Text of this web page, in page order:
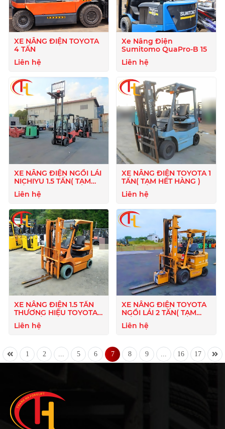
XE NÂNG ĐIỆN TOYOTA
4 TẤN
Liên hệ
Xe Nâng Điện
Sumitomo QuaPro-B 15
Liên hệ
XE NÂNG ĐIỆN NGỒI LÁI
NICHIYU 1.5 TẤN( TẠM
HẾT HÀNG )
Liên hệ
XE NÂNG ĐIỆN TOYOTA 1
TẤN( TẠM HẾT HÀNG )
Liên hệ
XE NÂNG ĐIỆN 1.5 TẤN
THƯƠNG HIỆU TOYOTA(
TẠM HẾT HÀNG)
Liên hệ
XE NÂNG ĐIỆN TOYOTA
NGỒI LÁI 2 TẤN( TẠM
HẾT HÀNG )
Liên hệ
1 2 5 6 7 8 9 16 17